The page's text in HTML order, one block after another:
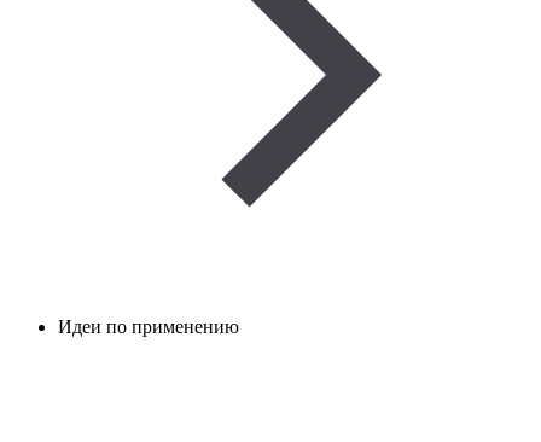
Идеи по применению